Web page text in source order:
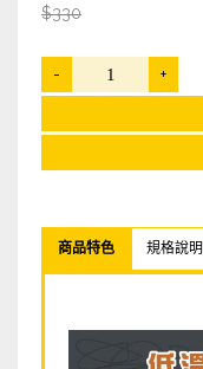
$330
- +
商品特色 規格說明